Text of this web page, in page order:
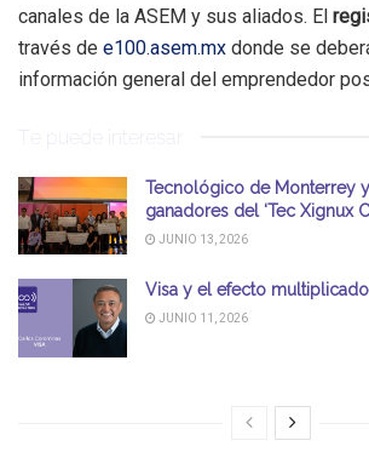
canales de la ASEM y sus aliados. El
través de e100.asem.mx donde se
información general del emprendedor
Te puede interesar
Tecnológico de Monterrey
ganadores del ‘Tec Xignux
JUNIO 13, 2026
Visa y el efecto
JUNIO 11, 2026